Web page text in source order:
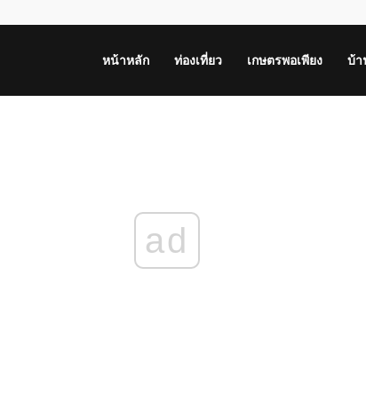
หน้าหลัก ท่องเที่ยว เกษตรพอเพียง บ้
ad